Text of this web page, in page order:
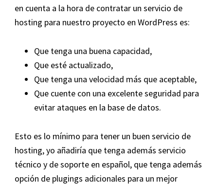
en cuenta a la hora de contratar un servicio de
hosting para nuestro proyecto en WordPress es:
Que tenga una buena capacidad,
Que esté actualizado,
Que tenga una velocidad más que aceptable,
Que cuente con una excelente seguridad para
evitar ataques en la base de datos.
Esto es lo mínimo para tener un buen servicio de
hosting, yo añadiría que tenga además servicio
técnico y de soporte en español, que tenga además
opción de plugings adicionales para un mejor